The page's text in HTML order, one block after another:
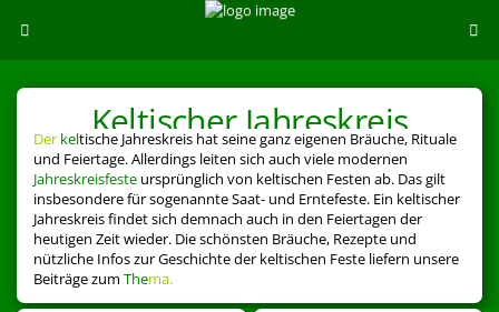
Keltischer Jahreskreis
Der keltische Jahreskreis hat seine ganz eigenen Bräuche, Rituale
und Feiertage. Allerdings leiten sich auch viele modernen
Jahreskreisfeste ursprünglich von keltischen Festen ab. Das gilt
insbesondere für sogenannte Saat- und Erntefeste. Ein keltischer
Jahreskreis findet sich demnach auch in den Feiertagen der
heutigen Zeit wieder. Die schönsten Bräuche, Rezepte und
nützliche Infos zur Geschichte der keltischen Feste liefern unsere
Beiträge zum Thema.